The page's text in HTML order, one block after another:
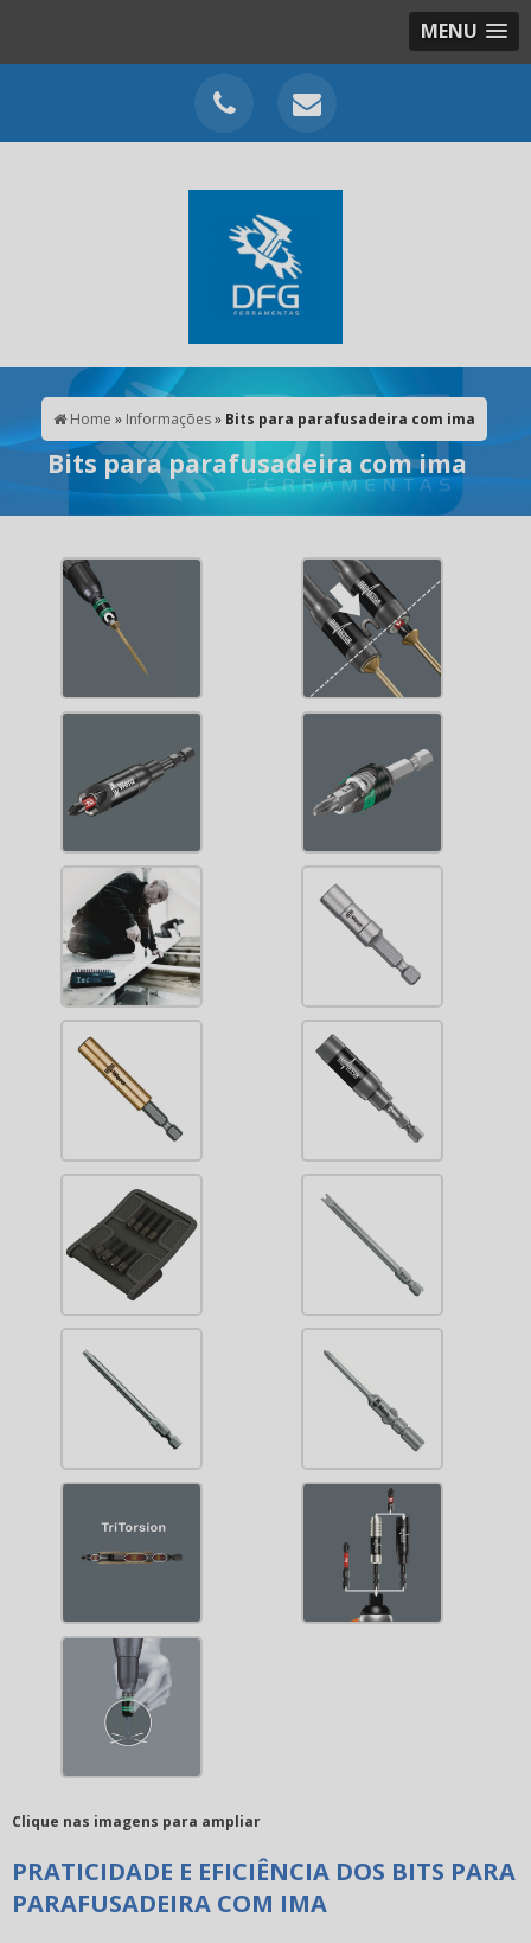
MENU
Home » Informações» Bits para parafusadeira com ima
Bits para parafusadeira com ima
Clique nas imagens para ampliar
PRATICIDADE E EFICIÊNCIA DOS BITS PARA
PARAFUSADEIRA COM IMA